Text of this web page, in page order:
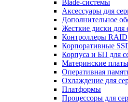
Blade-системы
Аксессуары для
Дополнительное
Жесткие диски для
Контроллеры RAID
Корпоративные
Корпуса и БП для
Материнские
Оперативная
Охлаждение для
Платформы
Процессоры для